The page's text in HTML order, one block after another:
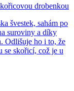
drobenkou
švestek, sahám po
suroviny a díky
Odlišuje ho i to, že
se skořicí, což je u